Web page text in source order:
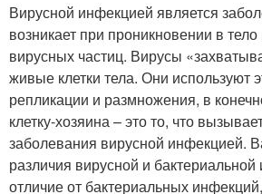
Вирусной инфекцией является
возникает при проникновении в
вирусных частиц. Вирусы
живые клетки тела. Они используют
репликации и размножения, в
клетку-хозяина – это то, что
заболевания вирусной инфекцией.
различия вирусной и
отличие от бактериальных